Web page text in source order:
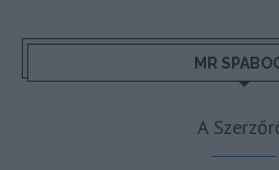
MR
A